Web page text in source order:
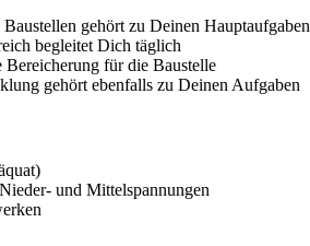
gehört zu Deinen Hauptaufgaben
begleitet Dich täglich
für die Baustelle
gehört ebenfalls zu Deinen Aufgaben
und Mittelspannungen